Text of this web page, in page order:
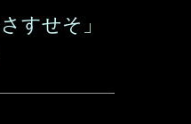
すせそ」